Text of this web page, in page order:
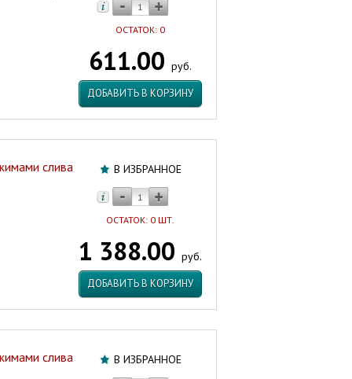
ОСТАТОК: 0
611.00 руб.
ДОБАВИТЬ В КОРЗИНУ
В ИЗБРАННОЕ
ОСТАТОК: 0 ШТ.
1 388.00 руб.
ДОБАВИТЬ В КОРЗИНУ
слива
В ИЗБРАННОЕ
слива